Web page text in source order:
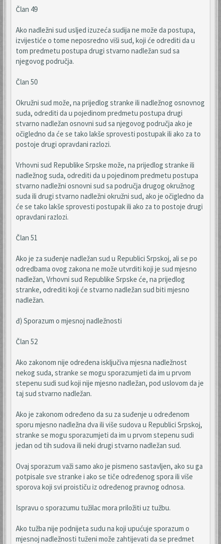
Član 49
Ako nadležni sud usljed izuzeća sudija ne može da postupa,
izvijestiće o tome neposredno viši sud, koji će odrediti da u
tom predmetu postupa drugi stvarno nadležan sud sa
njegovog područja.
Član 50
Okružni sud može, na prijedlog stranke ili nadležnog osnovnog
suda, odrediti da u pojedinom predmetu postupa drugi
stvarno nadležan osnovni sud sa njegovog područja ako je
očigledno da će se tako lakše sprovesti postupak ili ako za to
postoje drugi opravdani razlozi.
Vrhovni sud Republike Srpske može, na prijedlog stranke ili
nadležnog suda, odrediti da u pojedinom predmetu postupa
stvarno nadležni osnovni sud sa područja drugog okružnog
suda ili drugi stvarno nadležni okružni sud, ako je očigledno da
će se tako lakše sprovesti postupak ili ako za to postoje drugi
opravdani razlozi.
Član 51
Ako je za suđenje nadležan sud u Republici Srpskoj, ali se po
odredbama ovog zakona ne može utvrditi koji je sud mjesno
nadležan, Vrhovni sud Republike Srpske će, na prijedlog
stranke, odrediti koji će stvarno nadležan sud biti mjesno
nadležan.
đ) Sporazum o mjesnoj nadležnosti
Član 52
Ako zakonom nije određena isključiva mjesna nadležnost
nekog suda, stranke se mogu sporazumjeti da im u prvom
stepenu sudi sud koji nije mjesno nadležan, pod uslovom da je
taj sud stvarno nadležan.
Ako je zakonom određeno da su za suđenje u određenom
sporu mjesno nadležna dva ili više sudova u Republici Srpskoj,
stranke se mogu sporazumjeti da im u prvom stepenu sudi
jedan od tih sudova ili neki drugi stvarno nadležan sud.
Ovaj sporazum važi samo ako je pismeno sastavljen, ako su ga
potpisale sve stranke i ako se tiče određenog spora ili više
sporova koji svi proističu iz određenog pravnog odnosa.
Ispravu o sporazumu tužilac mora priložiti uz tužbu.
Ako tužba nije podnijeta sudu na koji upućuje sporazum o
mjesnoj nadležnosti tuženi može zahtijevati da se predmet